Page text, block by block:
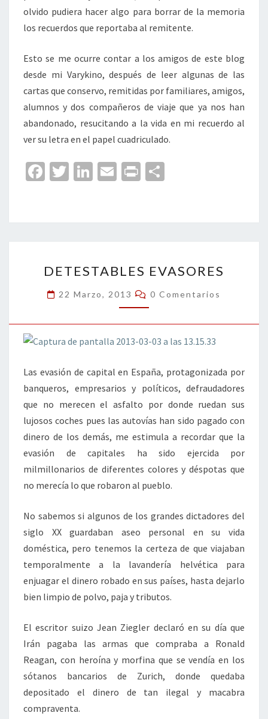
olvido pudiera hacer algo para borrar de la memoria
los recuerdos que reportaba al remitente.
Esto se me ocurre contar a los amigos de este blog
desde mi Varykino, después de leer algunas de las
cartas que conservo, remitidas por familiares, amigos,
alumnos y dos compañeros de viaje que ya nos han
abandonado, resucitando a la vida en mi recuerdo al
ver su letra en el papel cuadriculado.
Fa
o
o
k
T
er
Li
dI
n
E
l
Pr
p
ar
tir
EVASORES
DETESTABLES EVASORES
22 Marzo, 2013 Comentarios
0 Comentarios
Las evasión de capital en España, protagonizada por
banqueros, empresarios y políticos, defraudadores
que no merecen el asfalto por donde ruedan sus
lujosos coches pues las autovías han sido pagado con
dinero de los demás, me estimula a recordar que la
evasión de capitales ha sido ejercida por
milmillonarios de diferentes colores y déspotas que
no merecía lo que robaron al pueblo.
No sabemos si algunos de los grandes dictadores del
siglo XX guardaban aseo personal en su vida
doméstica, pero tenemos la certeza de que viajaban
temporalmente a la lavandería helvética para
enjuagar el dinero robado en sus países, hasta dejarlo
bien limpio de polvo, paja y tributos.
El escritor suizo Jean Ziegler declaró en su día que
Irán pagaba las armas que compraba a Ronald
Reagan, con heroína y morfina que se vendía en los
sótanos bancarios de Zurich, donde quedaba
depositado el dinero de tan ilegal y macabra
compraventa.